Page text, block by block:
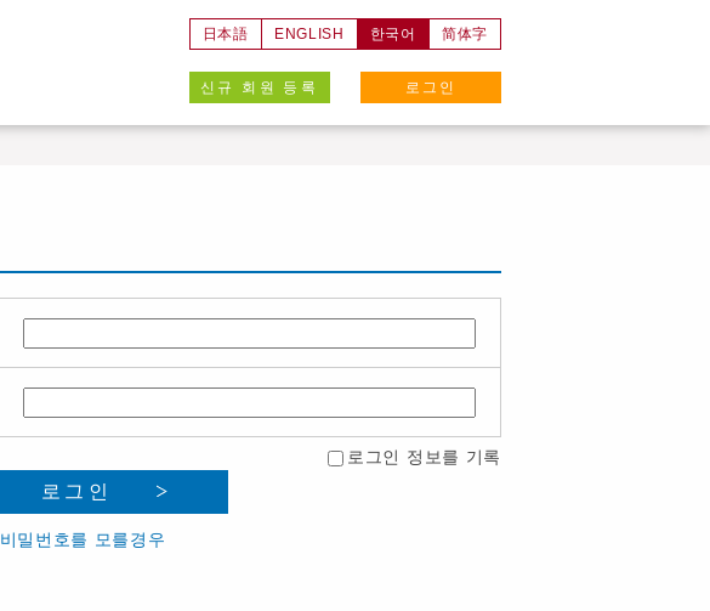
日本語 ENGLISH 한국어 简体字
신규 회원 등록 로그인
로그인 정보를 기록
로그인
비밀번호를 모를경우